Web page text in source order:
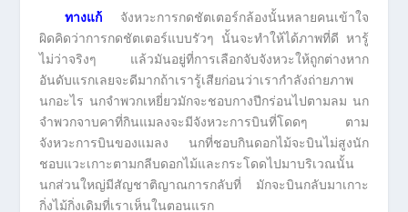
ทางแก้
จังหวะการกดชัตเตอร์กล้องนั้นหลายคนเข้าใจ
ผิดคิดว่าการกดชัตเตอร์แบบรัวๆ นั้นจะทำให้ได้ภาพที่ดี หารู้
ไม่ว่าจริงๆ แล้วมันอยู่ที่การเลือกจับจังหวะให้ถูกต่างหาก
อันดับแรกเลยจะดีมากถ้าเรารู้เสียก่อนว่าเรากำลังถ่ายภาพ
นกอะไร นกจำพวกเหยี่ยวมักจะชอบกางปีกร่อนไปตามลม นก
จำพวกจาบคาที่กินแมลงจะมีจังหวะการบินที่โดดๆ ตาม
จังหวะการบินของแมลง นกที่ชอบกินดอกไม้จะบินไม่สูงนัก
ชอบแวะเกาะตามกลีบดอกไม้และกระโดดไปมาบริเวณนั้น
นกส่วนใหญ่มีสัญชาติญาณการกลับที่ มักจะบินกลับมาเกาะ
กิ่งไม้กิ่งเดิมที่เราเห็นในตอนแรก